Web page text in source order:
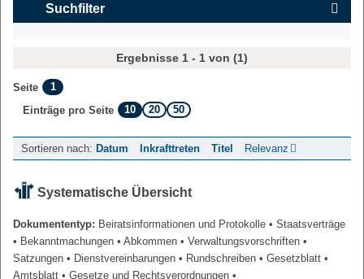
Suchfilter
Ergebnisse 1 - 1 von (1)
Seite
1
Einträge pro Seite
10 20 50
Sortieren nach: Datum Inkrafttreten Titel Relevanz
Systematische Übersicht
Dokumententyp: Beiratsinformationen und Protokolle • Staatsverträge
• Bekanntmachungen • Abkommen • Verwaltungsvorschriften •
Satzungen • Dienstvereinbarungen • Rundschreiben • Gesetzblatt •
Amtsblatt • Gesetze und Rechtsverordnungen •